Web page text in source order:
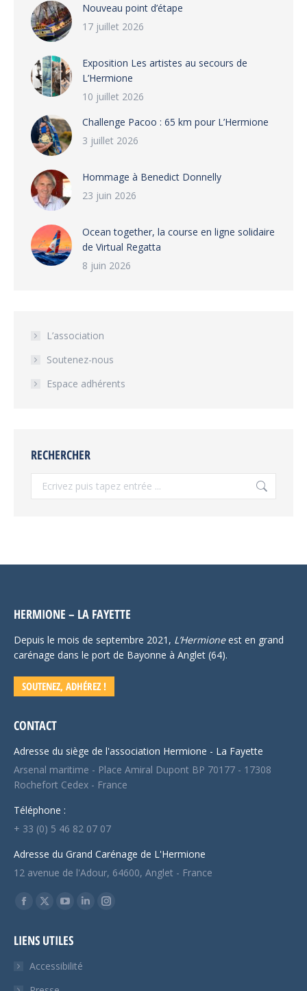
Nouveau point d’étape
17 juillet 2026
Exposition Les artistes au secours de
L’Hermione
10 juillet 2026
Challenge Pacoo : 65 km pour L’Hermione
3 juillet 2026
Hommage à Benedict Donnelly
23 juin 2026
Ocean together, la course en ligne solidaire
de Virtual Regatta
8 juin 2026
L’association
Soutenez-nous
Espace adhérents
RECHERCHER
Recherche
:
HERMIONE – LA FAYETTE
Depuis le mois de septembre 2021, L’Hermioneest en grand
carénage dans le port de Bayonne à Anglet (64).
SOUTENEZ, ADHÉREZ !
CONTACT
Adresse du siège de l'association Hermione - La Fayette
Arsenal maritime - Place Amiral Dupont BP 70177 - 17308
Rochefort Cedex - France
Téléphone :
+ 33 (0) 5 46 82 07 07
Adresse du Grand Carénage de L'Hermione
12 avenue de l'Adour, 64600, Anglet - France
Trouvez nous sur :
Facebook
opens
in
X
opens
in
YouTube
opens
in
LinkedInInstagram
LIENS UTILES
Accessibilité